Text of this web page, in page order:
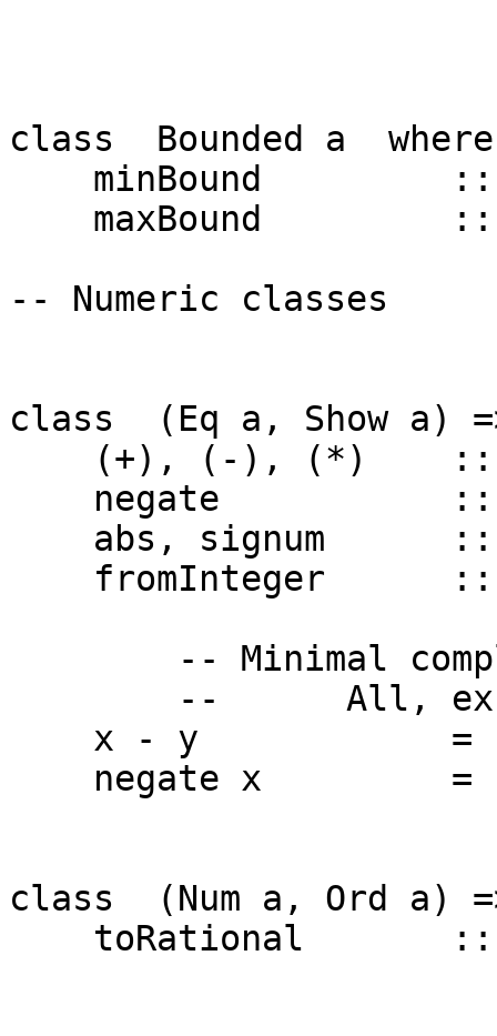
class Bounded a where
minBound ::
maxBound ::
-- Numeric classes
class (Eq a, Show a)
(+), (-), (*) :: a
negate :: a
abs, signum ::
fromInteger ::
-- Minimal
-- All, except
x - y = x +
negate x =
class (Num a, Ord a)
toRational :: a